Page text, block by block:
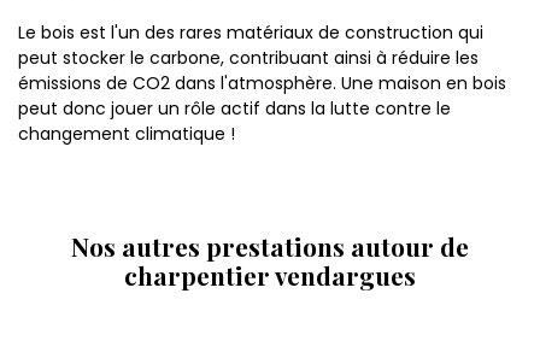
Le bois est l'un des rares matériaux de construction qui
peut stocker le carbone, contribuant ainsi à réduire les
émissions de CO2 dans l'atmosphère. Une maison en bois
peut donc jouer un rôle actif dans la lutte contre le
changement climatique !
Nos autres prestations autour de
charpentier vendargues